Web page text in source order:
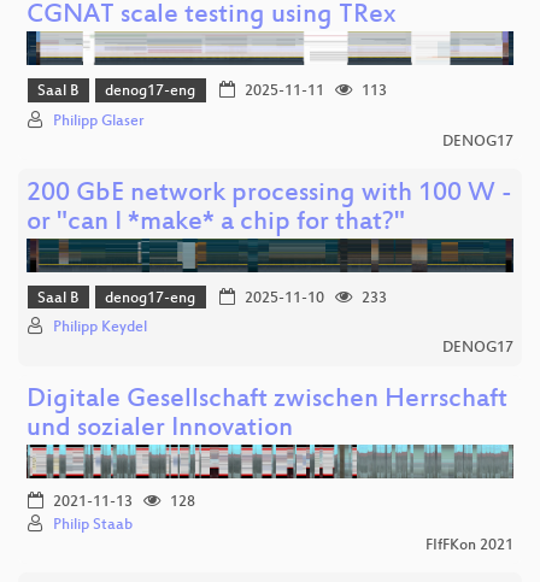
CGNAT scale testing using TRex
Saal B denog17-eng 2025-11-11
113
Philipp Glaser
DENOG17
200 GbE network processing with 100 W -
or "can I *make* a chip for that?"
Saal B denog17-eng 2025-11-10
233
Philipp Keydel
DENOG17
Digitale Gesellschaft zwischen Herrschaft
und sozialer Innovation
2021-11-13
128
Philip Staab
FIfFKon 2021